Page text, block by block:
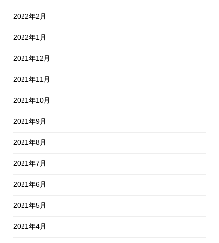
2022年2月
2022年1月
2021年12月
2021年11月
2021年10月
2021年9月
2021年8月
2021年7月
2021年6月
2021年5月
2021年4月